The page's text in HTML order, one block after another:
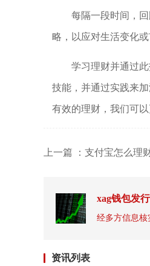
每隔一段时间，
略，以应对生活变化或
学习理财并通过
技能，并通过实践来
有效的理财，我们可
上一篇 ：支付宝怎么理
xag钱包发
资讯列表